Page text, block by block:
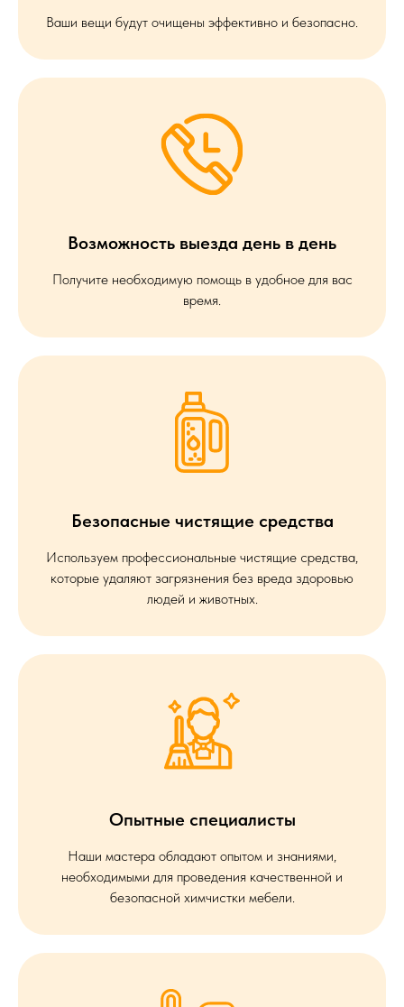
Ваши вещи будут очищены эффективно и безопасно.
Возможность выезда день в день
Получите необходимую помощь в удобное для вас
время.
Безопасные чистящие средства
Используем профессиональные чистящие средства,
которые удаляют загрязнения без вреда здоровью
людей и животных.
Опытные специалисты
Наши мастера обладают опытом и знаниями,
необходимыми для проведения качественной и
безопасной химчистки мебели.